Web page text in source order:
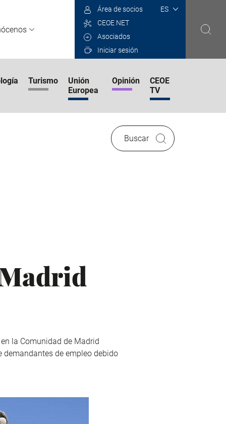
Select
Área de socios
CEOE NET
Asociados
Iniciar sesión
Turismo
Unión
Europea
Opinión
CEOE
TV
Buscar
la Comunidad de Madrid
demandantes de empleo debido